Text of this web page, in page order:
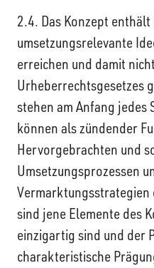
2.4. Das Konzept
umsetzungsrelevante
erreichen und damit
Urheberrechtsgesetzes
stehen am Anfang jedes
können als zündender
Hervorgebrachten und
Umsetzungsprozessen
sind jene Elemente des
einzigartig sind und der
charakteristische